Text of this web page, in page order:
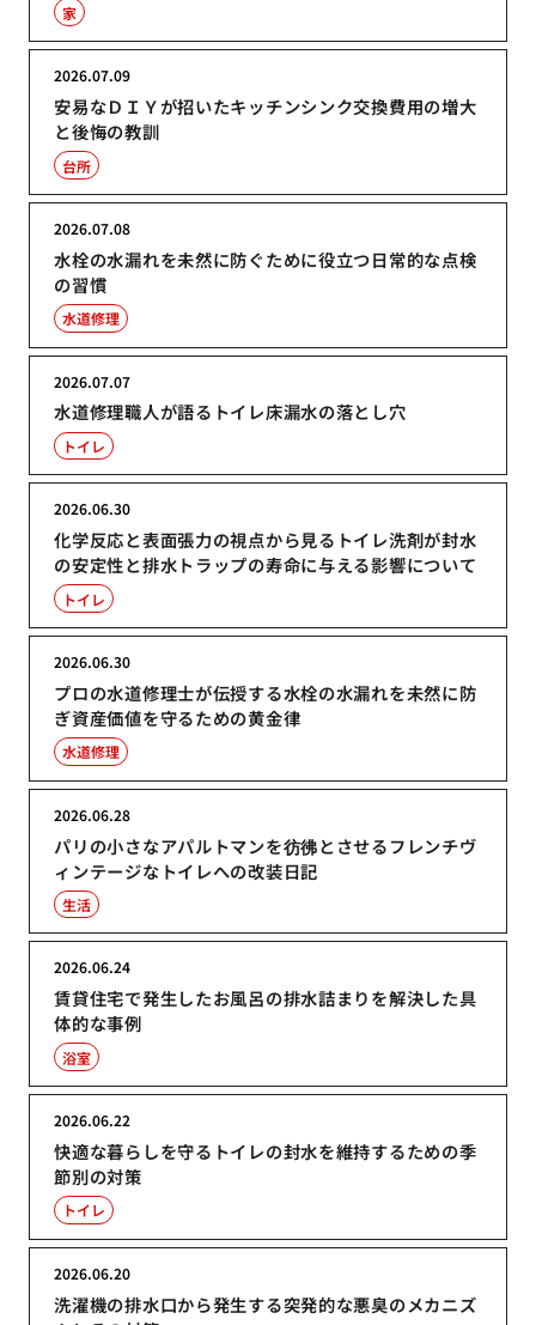
家
安易なＤＩＹが招いたキッチンシンク交換費用の増大
と後悔の教訓
2026.07.09
台所
水栓の水漏れを未然に防ぐために役立つ日常的な点検
の習慣
2026.07.08
水道修理
水道修理職人が語るトイレ床漏水の落とし穴
2026.07.07
トイレ
化学反応と表面張力の視点から見るトイレ洗剤が封水
の安定性と排水トラップの寿命に与える影響について
2026.06.30
トイレ
プロの水道修理士が伝授する水栓の水漏れを未然に防
ぎ資産価値を守るための黄金律
2026.06.30
水道修理
パリの小さなアパルトマンを彷彿とさせるフレンチヴ
ィンテージなトイレへの改装日記
2026.06.28
生活
賃貸住宅で発生したお風呂の排水詰まりを解決した具
体的な事例
2026.06.24
浴室
快適な暮らしを守るトイレの封水を維持するための季
節別の対策
2026.06.22
トイレ
洗濯機の排水口から発生する突発的な悪臭のメカニズ
2026.06.20